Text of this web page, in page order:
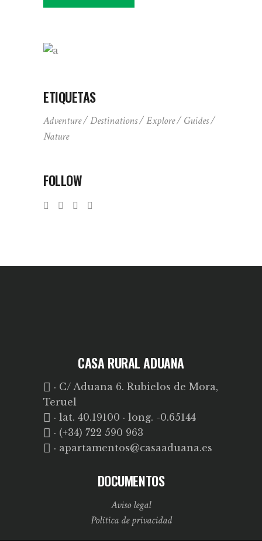
ETIQUETAS
Adventure Destinations Explore
Guides
Nature
FOLLOW
CASA RURAL ADUANA
· C/ Aduana 6. Rubielos de Mora,
Teruel
· lat. 40.19100 · long. -0.65144
· (+34) 722 590 963
· apartamentos@casaaduana.es
DOCUMENTOS
Aviso legal
Política de privacidad